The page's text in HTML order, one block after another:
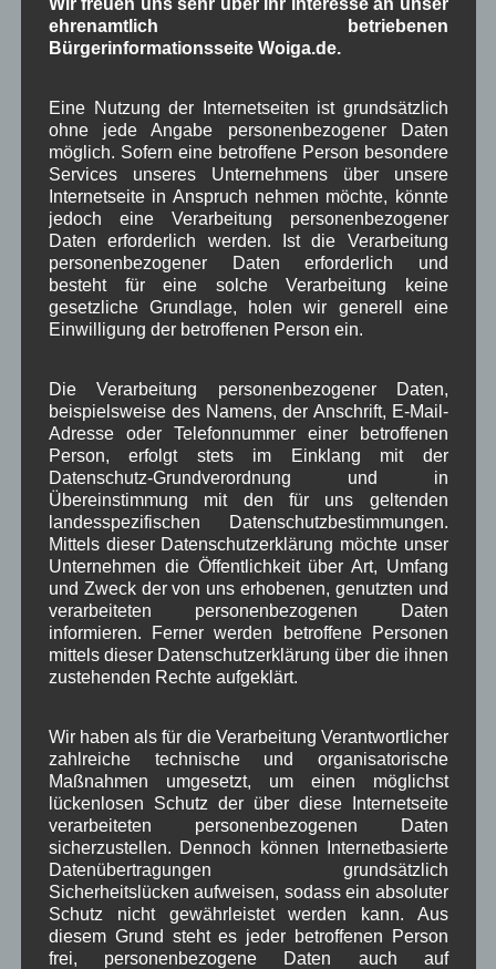
1250-Jahre , AlpenRaum , Arbeitsgruppe 1-13 ,
Arbeitsmarkt , Asyl , Bauvorhaben
Bildergalerie , Brauchtum , Corona ,
Dorferneuerung , Dorfleben ,
Dorfplatz Energiewende Fest G7
Gesundheit , Gewerbe ,Haushalt ,
historische Bilder , Infrastruktur ,Isarkies
Kirche ,Kunsthandwerk , Landwirtschaft ,
Schule , Sport , Tagespflege , Tourismus ,
TV ,Umfrage , Veranstaltung , Verkehr ,
Verwaltung , Video ,
Vorstand Dorferneuerung , Woiga.de ,
Zeitung ,Zigarettensteig
Bauernregel im August
wohl geraten. 10. August
Neueste Kommentare
WBEbeiÜber uns
Josef Otler, Verein fürr GeschichtebeiÜber uns
Gerd Erfert beiÜber uns
ehrenamtlich betriebenen
Bürgerinformationsseite Woiga.de.
Eine Nutzung der Internetseiten ist grundsätzlich
ohne jede Angabe personenbezogener Daten
möglich. Sofern eine betroffene Person besondere
Services unseres Unternehmens über unsere
Internetseite in Anspruch nehmen möchte, könnte
jedoch eine Verarbeitung personenbezogener
Daten erforderlich werden. Ist die Verarbeitung
personenbezogener Daten erforderlich und
besteht für eine solche Verarbeitung keine
gesetzliche Grundlage, holen wir generell eine
Einwilligung der betroffenen Person ein.
Die Verarbeitung personenbezogener Daten,
beispielsweise des Namens, der Anschrift, E-Mail-
Adresse oder Telefonnummer einer betroffenen
Person, erfolgt stets im Einklang mit der
Datenschutz-Grundverordnung und in
Übereinstimmung mit den für uns geltenden
landesspezifischen Datenschutzbestimmungen.
Mittels dieser Datenschutzerklärung möchte unser
Unternehmen die Öffentlichkeit über Art, Umfang
und Zweck der von uns erhobenen, genutzten und
verarbeiteten personenbezogenen Daten
informieren. Ferner werden betroffene Personen
mittels dieser Datenschutzerklärung über die ihnen
zustehenden Rechte aufgeklärt.
Wir haben als für die Verarbeitung Verantwortlicher
zahlreiche technische und organisatorische
Maßnahmen umgesetzt, um einen möglichst
lückenlosen Schutz der über diese Internetseite
verarbeiteten personenbezogenen Daten
sicherzustellen. Dennoch können Internetbasierte
Datenübertragungen grundsätzlich
Sicherheitslücken aufweisen, sodass ein absoluter
Schutz nicht gewährleistet werden kann. Aus
diesem Grund steht es jeder betroffenen Person
frei, personenbezogene Daten auch auf